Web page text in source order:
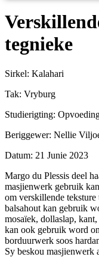
tegnieke
Sirkel: Kalahari
Tak: Vryburg
Studierigting:
Beriggewer: Nellie
Datum: 21 Junie 2023
Margo du Plessis deel
masjienwerk gebruik
om verskillende
balsahout kan gebruik
mosaïek, dollaslap,
kan ook gebruik word
borduurwerk soos
Sy beskou masjienwerk